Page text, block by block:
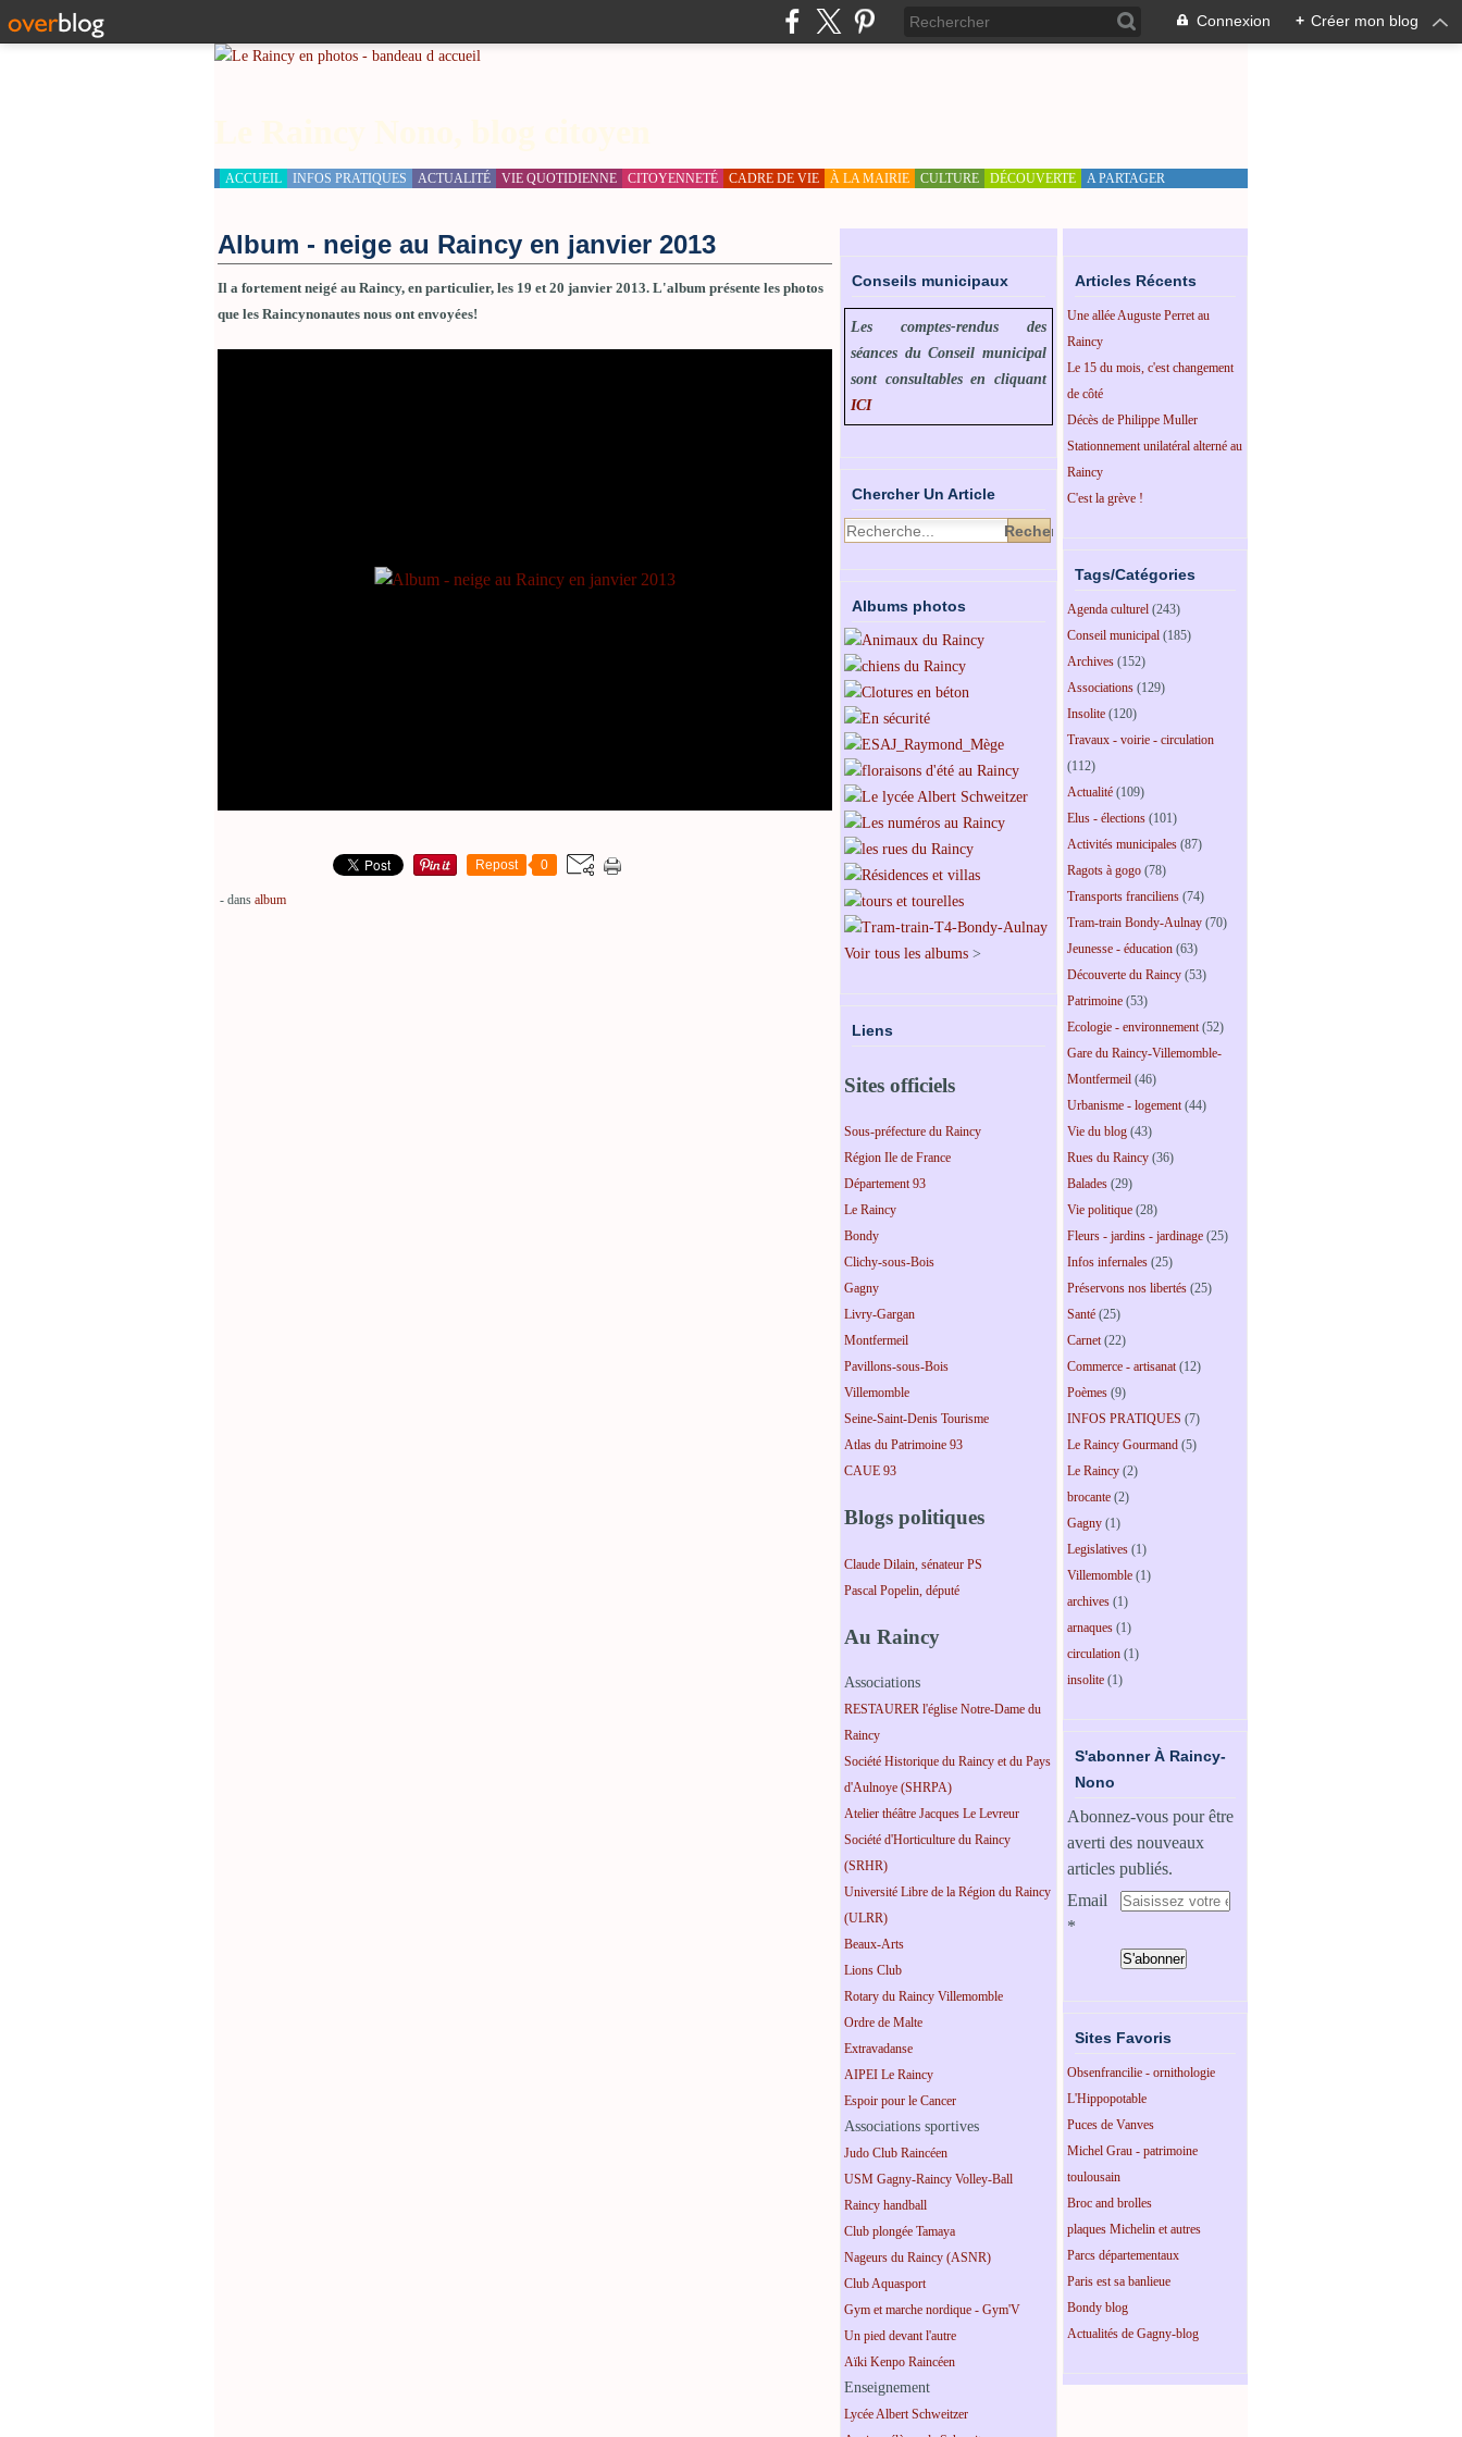
Connexion + Créer mon blog
ACCUEIL INFOS PRATIQUES ACTUALITÉ VIE QUOTIDIENNE CITOYENNETÉ CADRE DE VIE À LA MAIRIE CULTURE DÉCOUVERTE A PARTAGER
Album - neige au Raincy en janvier 2013
Il a fortement neigé au Raincy, en particulier, les 19 et 20 janvier 2013. L'album présente les photos
que les Raincynonautes nous ont envoyées!
Repost 0
- dans album
Conseils municipaux
Les comptes-rendus des
séances du Conseil municipal
sont consultables en cliquant
ICI
Chercher Un Article
Albums photos
Voir tous les albums >
Liens
Sites officiels
Sous-préfecture du Raincy
Région Ile de France
Département 93
Le Raincy
Bondy
Clichy-sous-Bois
Gagny
Livry-Gargan
Montfermeil
Pavillons-sous-Bois
Villemomble
Seine-Saint-Denis Tourisme
Atlas du Patrimoine 93
CAUE 93
Blogs politiques
Claude Dilain, sénateur PS
Pascal Popelin, député
Au Raincy
Associations
RESTAURER l'église Notre-Dame du
Raincy
Société Historique du Raincy et du Pays
d'Aulnoye (SHRPA)
Atelier théâtre Jacques Le Levreur
Société d'Horticulture du Raincy
(SRHR)
Université Libre de la Région du Raincy
(ULRR)
Beaux-Arts
Lions Club
Rotary du Raincy Villemomble
Ordre de Malte
Extravadanse
AIPEI Le Raincy
Espoir pour le Cancer
Associations sportives
Judo Club Raincéen
USM Gagny-Raincy Volley-Ball
Raincy handball
Club plongée Tamaya
Nageurs du Raincy (ASNR)
Club Aquasport
Gym et marche nordique - Gym'V
Un pied devant l'autre
Aïki Kenpo Raincéen
Enseignement
Lycée Albert Schweitzer
Articles Récents
Une allée Auguste Perret au
Raincy
Le 15 du mois, c'est changement
de côté
Décès de Philippe Muller
Stationnement unilatéral alterné au
Raincy
C'est la grève !
Tags/Catégories
Agenda culturel (243)
Conseil municipal (185)
Archives (152)
Associations (129)
Insolite (120)
Travaux - voirie - circulation
(112)
Actualité (109)
Elus - élections (101)
Activités municipales (87)
Ragots à gogo (78)
Transports franciliens (74)
Tram-train Bondy-Aulnay (70)
Jeunesse - éducation (63)
Découverte du Raincy (53)
Patrimoine (53)
Ecologie - environnement(52)
Gare du Raincy-Villemomble-
Montfermeil (46)
Urbanisme - logement(44)
Vie du blog (43)
Rues du Raincy (36)
Balades (29)
Vie politique (28)
Fleurs - jardins - jardinage (25)
Infos infernales (25)
Préservons nos libertés (25)
Santé (25)
Carnet(22)
Commerce - artisanat(12)
Poèmes (9)
INFOS PRATIQUES (7)
Le Raincy Gourmand (5)
Le Raincy (2)
brocante (2)
Gagny (1)
Legislatives (1)
Villemomble (1)
archives (1)
arnaques (1)
circulation (1)
insolite (1)
S'abonner À Raincy-
Nono
Abonnez-vous pour être
averti des nouveaux
articles publiés.
Email
Sites Favoris
Obsenfrancilie - ornithologie
L'Hippopotable
Puces de Vanves
Michel Grau - patrimoine
toulousain
Broc and brolles
plaques Michelin et autres
Parcs départementaux
Paris est sa banlieue
Bondy blog
Actualités de Gagny-blog